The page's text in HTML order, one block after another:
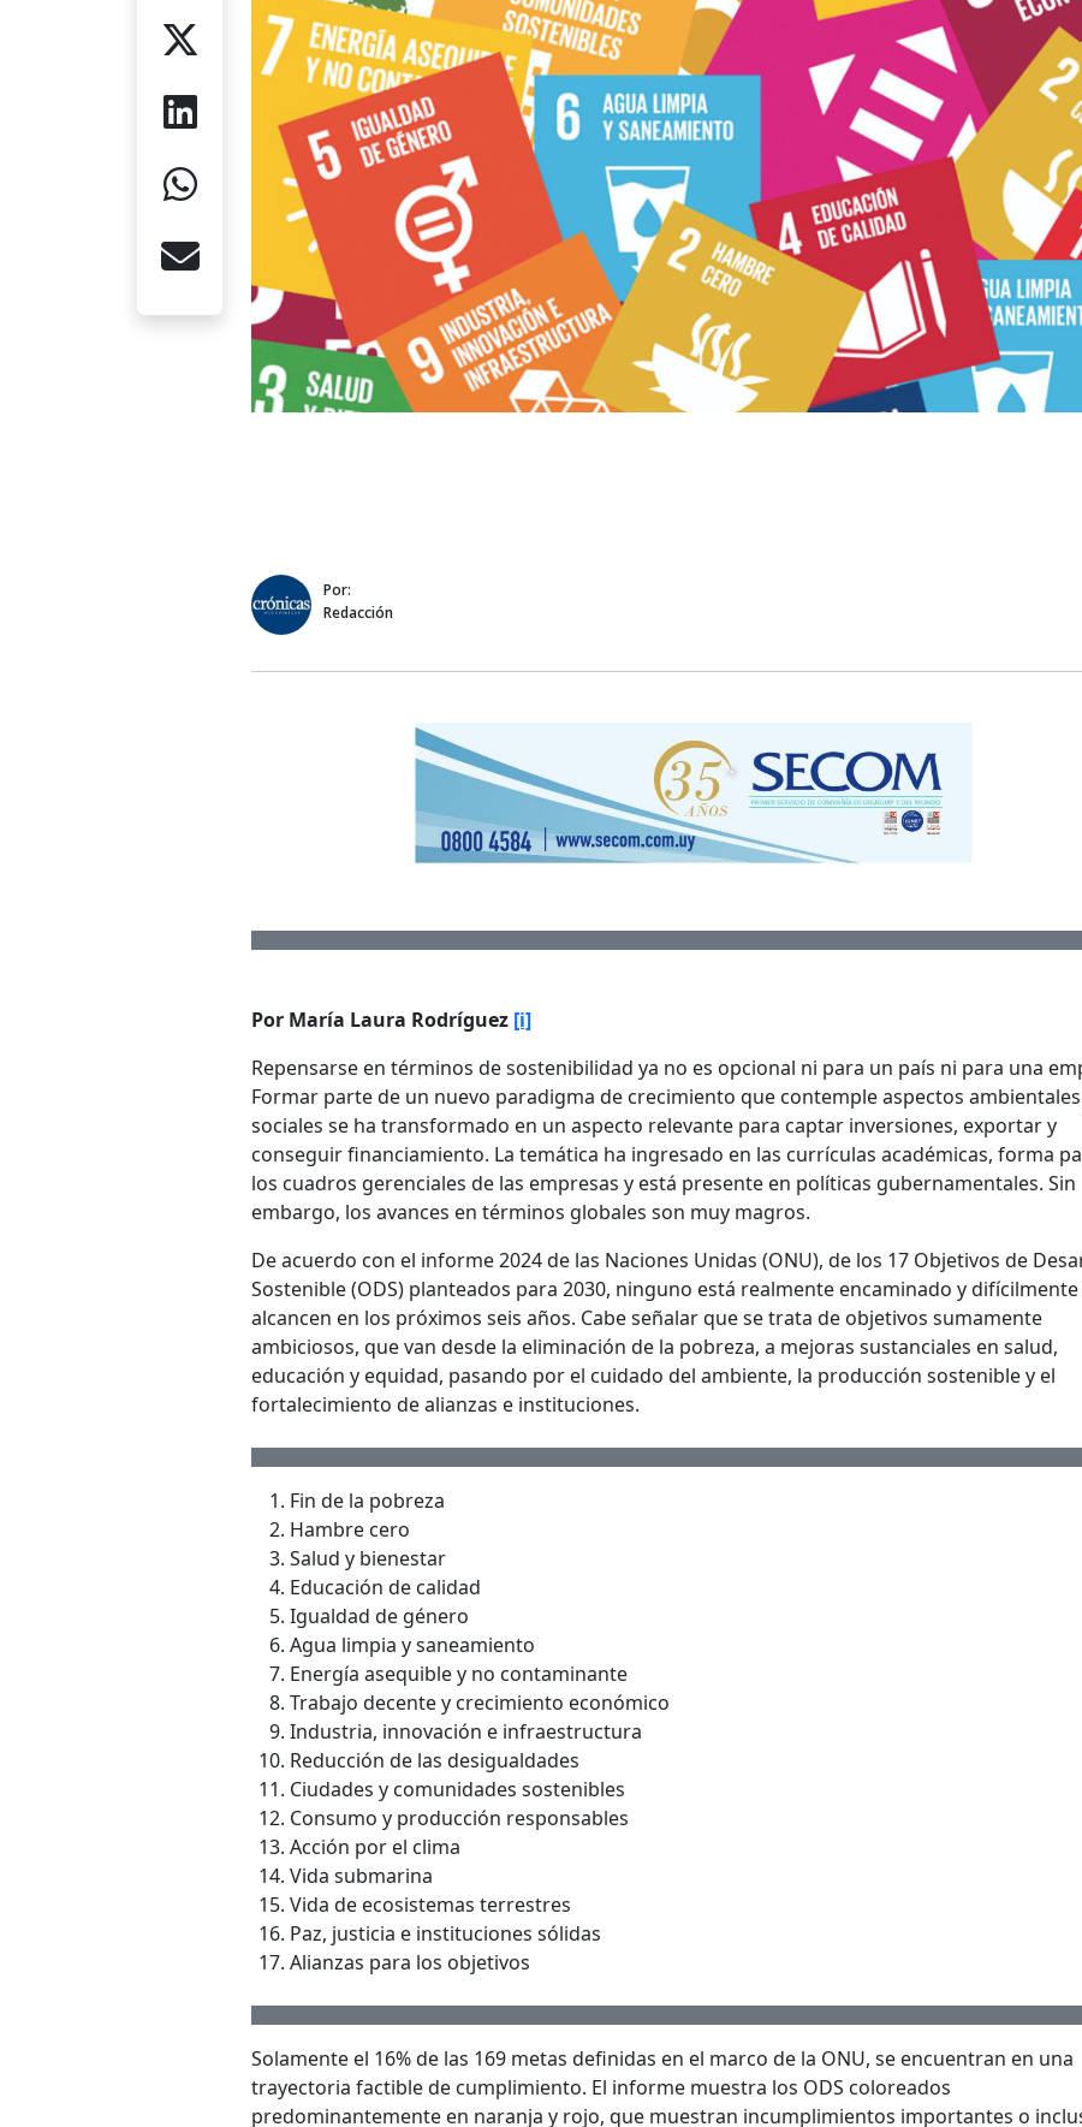
Por:
Redacción
Por María Laura Rodríguez [i]
Repensarse en términos de sostenibilidad ya no es opcional ni para un país ni para una
Formar parte de un nuevo paradigma de crecimiento que contemple aspectos
sociales se ha transformado en un aspecto relevante para captar inversiones, exportar y
conseguir financiamiento. La temática ha ingresado en las currículas académicas, forma
los cuadros gerenciales de las empresas y está presente en políticas gubernamentales. Sin
embargo, los avances en términos globales son muy magros.
De acuerdo con el informe 2024 de las Naciones Unidas (ONU), de los 17 Objetivos de
Sostenible (ODS) planteados para 2030, ninguno está realmente encaminado y difícilmente
alcancen en los próximos seis años. Cabe señalar que se trata de objetivos sumamente
ambiciosos, que van desde la eliminación de la pobreza, a mejoras sustanciales en salud,
educación y equidad, pasando por el cuidado del ambiente, la producción sostenible y el
fortalecimiento de alianzas e instituciones.
Fin de la pobreza
Hambre cero
Salud y bienestar
Educación de calidad
Igualdad de género
Agua limpia y saneamiento
Energía asequible y no contaminante
Trabajo decente y crecimiento económico
Industria, innovación e infraestructura
Reducción de las desigualdades
Ciudades y comunidades sostenibles
Consumo y producción responsables
Acción por el clima
Vida submarina
Vida de ecosistemas terrestres
Paz, justicia e instituciones sólidas
Alianzas para los objetivos
Solamente el 16% de las 169 metas definidas en el marco de la ONU, se encuentran en una
trayectoria factible de cumplimiento. El informe muestra los ODS coloreados
predominantemente en naranja y rojo, que muestran incumplimientos importantes o